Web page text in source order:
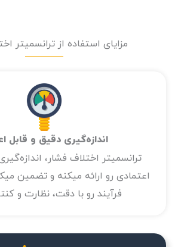
مزایای استفاده از ترانسمیتر
اندازه‌گیری‌ دقیق و قابل
ترانسمیتر اختلاف فشار،
اعتمادی رو ارائه میکنه و تضمین
فرآیند رو با دقت، نظارت و